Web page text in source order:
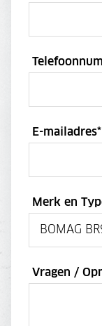
E-mailadres*
Merk en
Vragen /